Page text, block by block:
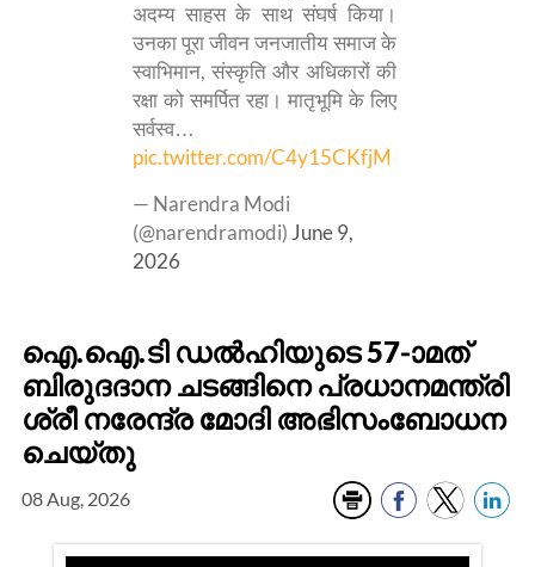
अदम्य साहस के साथ संघर्ष किया।
उनका पूरा जीवन जनजातीय समाज के
स्वाभिमान, संस्कृति और अधिकारों की
रक्षा को समर्पित रहा। मातृभूमि के लिए
सर्वस्व…
pic.twitter.com/C4y15CKfjM
— Narendra Modi
(@narendramodi) June 9,
2026
ഐ.ഐ.ടി ഡൽഹിയുടെ 57-ാമത്
ബിരുദദാന ചടങ്ങിനെ പ്രധാനമന്ത്രി
ശ്രീ നരേന്ദ്ര മോദി അഭിസംബോധന
ചെയ്തു
08 Aug, 2026